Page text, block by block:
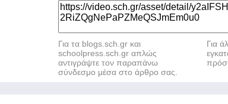
Για τα blogs.sch.gr και
schoolpress.sch.gr απλώς
αντιγράψτε τον παραπάνω
σύνδεσμο μέσα στο άρθρο σας.
Για